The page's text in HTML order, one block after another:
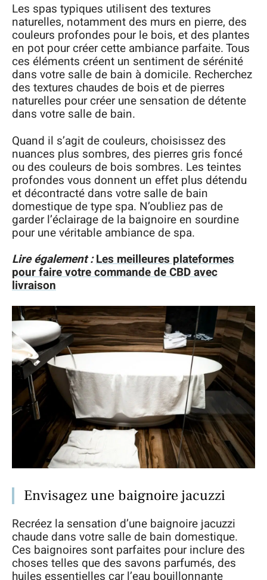
Les spas typiques utilisent des textures
naturelles, notamment des murs en pierre, des
couleurs profondes pour le bois, et des plantes
en pot pour créer cette ambiance parfaite. Tous
ces éléments créent un sentiment de sérénité
dans votre salle de bain à domicile. Recherchez
des textures chaudes de bois et de pierres
naturelles pour créer une sensation de détente
dans votre salle de bain.
Quand il s’agit de couleurs, choisissez des
nuances plus sombres, des pierres gris foncé
ou des couleurs de bois sombres. Les teintes
profondes vous donnent un effet plus détendu
et décontracté dans votre salle de bain
domestique de type spa. N’oubliez pas de
garder l’éclairage de la baignoire en sourdine
pour une véritable ambiance de spa.
Lire également :Les meilleures plateformes
pour faire votre commande de CBD avec
livraison
Envisagez une baignoire jacuzzi
Recréez la sensation d’une baignoire jacuzzi
chaude dans votre salle de bain domestique.
Ces baignoires sont parfaites pour inclure des
choses telles que des savons parfumés, des
huiles essentielles car l’eau bouillonnante